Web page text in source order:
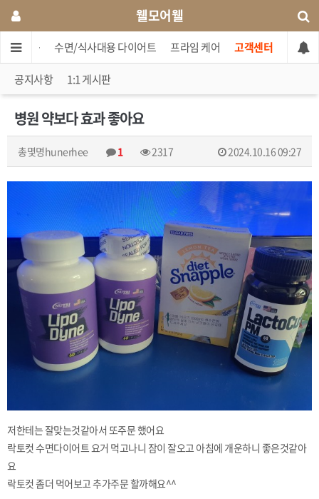
웰모어웰
셋트상품 수면/식사대용 다이어트 프라임 케어 고객센터
공지사항 1:1 게시판
병원 약보다 효과 좋아요
총몇명hunerhee 1 2317 2024.10.16 09:27
저한테는 잘맞는것같아서 또주문 했어요
락토컷 수면다이어트 요거 먹고나니 잠이 잘오고 아침에 개운하니 좋은것같아
요
락토컷 좀더 먹어보고 추가주문 할까해요^^